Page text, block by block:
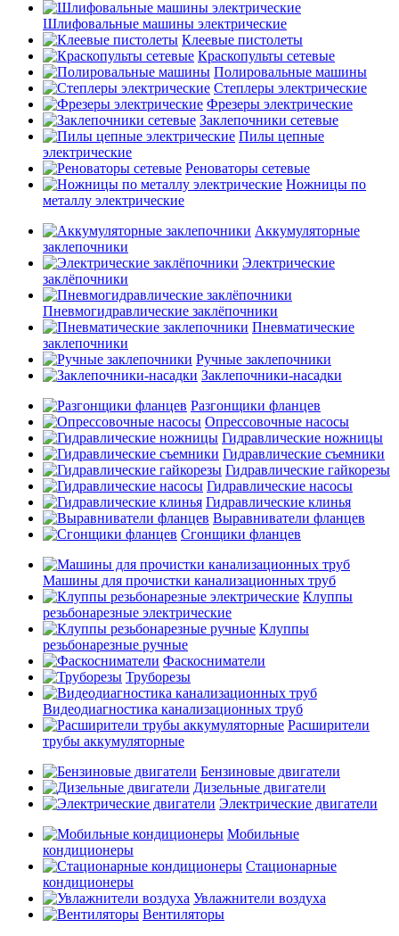
Шлифовальные машины электрические
Клеевые пистолеты
Краскопульты сетевые
Полировальные машины
Степлеры электрические
Фрезеры электрические
Заклепочники сетевые
Пилы цепные
электрические
Реноваторы сетевые
Ножницы по
металлу электрические
Аккумуляторные
заклепочники
Электрические
заклёпочники
Пневмогидравлические заклёпочники
Пневматические
заклепочники
Ручные заклепочники
Заклепочники-насадки
Разгонщики фланцев
Опрессовочные насосы
Гидравлические ножницы
Гидравлические съемники
Гидравлические гайкорезы
Гидравлические насосы
Гидравлические клинья
Выравниватели фланцев
Сгонщики фланцев
Машины для прочистки канализационных труб
Клуппы
резьбонарезные электрические
Клуппы
резьбонарезные ручные
Фаскосниматели
Труборезы
Видеодиагностика канализационных труб
Расширители
трубы аккумуляторные
Бензиновые двигатели
Дизельные двигатели
Электрические двигатели
Мобильные
кондиционеры
Стационарные
кондиционеры
Увлажнители воздуха
Вентиляторы